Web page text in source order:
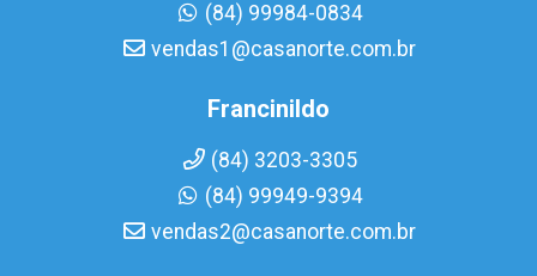
(84) 99984-0834
vendas1@casanorte.com.br
Francinildo
(84) 3203-3305
(84) 99949-9394
vendas2@casanorte.com.br